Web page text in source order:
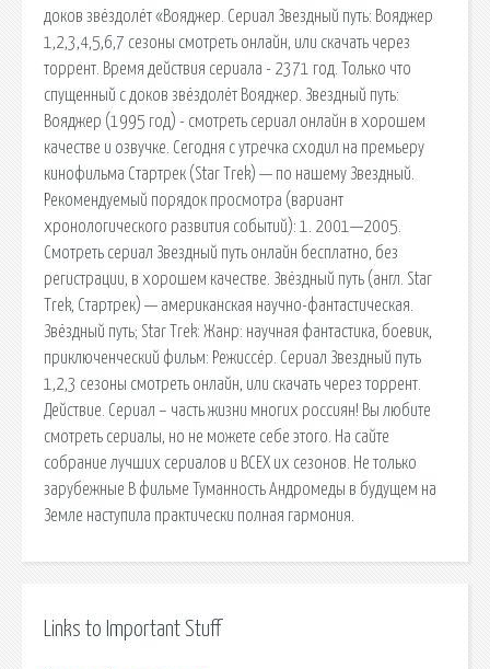
доков звёздолёт «Вояджер. Сериал Звездный путь: Вояджер
1,2,3,4,5,6,7 сезоны смотреть онлайн, или скачать через
торрент. Время действия сериала - 2371 год. Только что
спущенный с доков звёздолёт Вояджер. Звездный путь:
Вояджер (1995 год) - смотреть сериал онлайн в хорошем
качестве и озвучке. Сегодня с утречка сходил на премьеру
кинофильма Стартрек (Star Trek) — по нашему Звездный.
Рекомендуемый порядок просмотра (вариант
хронологического развития событий): 1. 2001—2005.
Смотреть сериал Звездный путь онлайн бесплатно, без
регистрации, в хорошем качестве. Звёздный путь (англ. Star
Trek, Стартрек) — американская научно-фантастическая.
Звёздный путь; Star Trek: Жанр: научная фантастика, боевик,
приключенческий фильм: Режиссёр. Сериал Звездный путь
1,2,3 сезоны смотреть онлайн, или скачать через торрент.
Действие. Сериал – часть жизни многих россиян! Вы любите
смотреть сериалы, но не можете себе этого. На сайте
собрание лучших сериалов и ВСЕХ их сезонов. Не только
зарубежные В фильме Туманность Андромеды в будущем на
Земле наступила практически полная гармония.
Links to Important Stuff